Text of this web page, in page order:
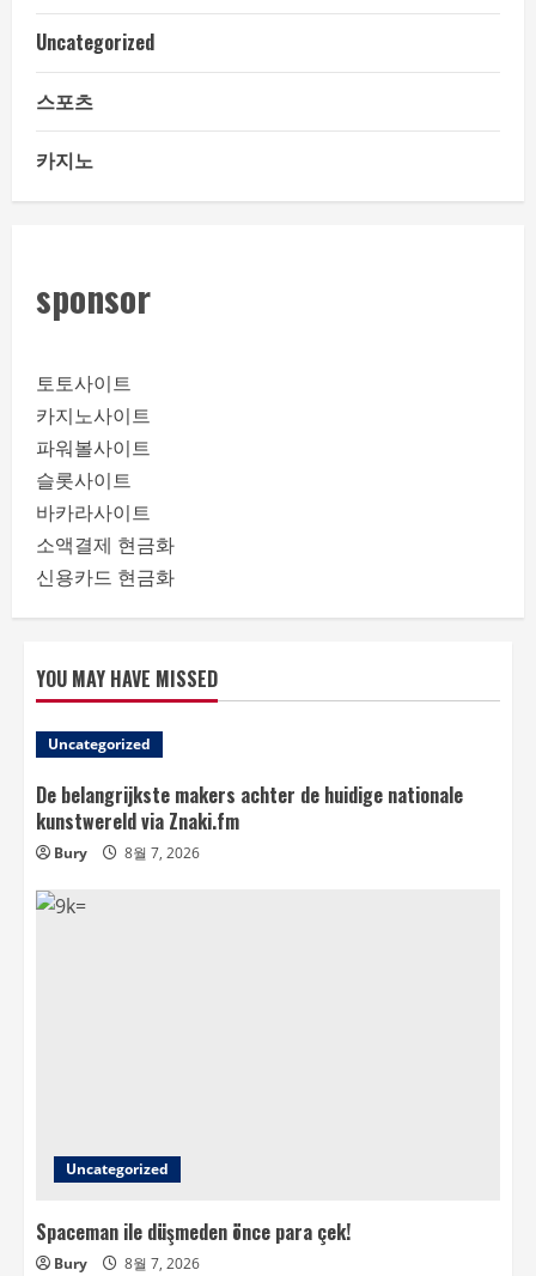
Uncategorized
스포츠
카지노
sponsor
토토사이트
카지노사이트
파워볼사이트
슬롯사이트
바카라사이트
소액결제 현금화
신용카드 현금화
YOU MAY HAVE MISSED
Uncategorized
De belangrijkste makers achter de huidige nationale
kunstwereld via Znaki.fm
Bury 8월 7, 2026
Uncategorized
Spaceman ile düşmeden önce para çek!
Bury 8월 7, 2026